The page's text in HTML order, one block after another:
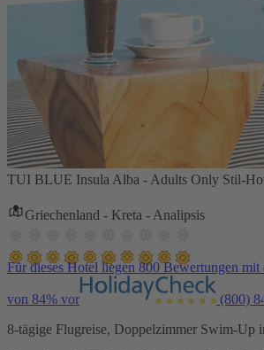
TUI BLUE Insula Alba - Adults Only Stil-
Griechenland - Kreta - Analipsis
Für dieses Hotel liegen 800 Bewertungen
von 84% vor (800)
8-tägige Flugreise, Doppelzimmer Swim-Up